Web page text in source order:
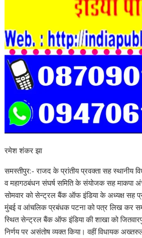
रमेश शंकर झा
समस्तीपुर:- राजद के प्रांतीय प्रवक्ता सह स्थानीय
व महागठबंधन संघर्ष समिति के संयोजक सह माकपा
सोमवार को सेन्ट्रल बैंक ऑफ इंडिया के अध्यक्ष सह
मुंबई व आंचलिक प्रबंधक पटना को पत्र लिख कर
स्थित सेन्ट्रल बैंक ऑफ इंडिया की शाखा को
निर्णय पर असंतोष व्यक्त किया। वहीं विधायक